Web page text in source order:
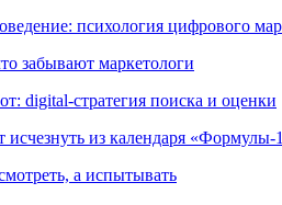
психология цифрового
забывают маркетологи
digital-стратегия поиска и оценки
из календаря «Формулы-
а испытывать